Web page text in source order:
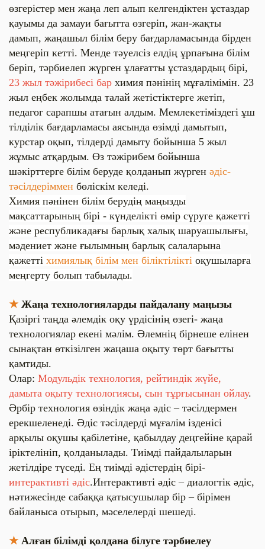
өзгерістер мен жаңа леп алып келгендіктен ұстаздар
қауымы да замауи бағытта өзгеріп, жан-жақты
дамып, жаңашыл білім беру бағдарламасында бірден
меңгеріп кетті. Менде тәуелсіз елдің ұрпағына білім
беріп, тәрбиелеп жүрген ұлағатты ұстаздардың бірі,
23 жыл тәжірибесі бар химия пәнінің мұғалімімін. 23
жыл еңбек жолымда талай жетістіктерге жетіп,
педагог сарапшы атағын алдым. Мемлекетіміздегі ұш
тілділік бағдарламасы аясында өзімді дамытып,
курстар оқып, тілдерді дамыту бойынша 5 жыл
жұмыс атқардым. Өз тәжірибем бойынша
шәкірттерге білім беруде қолданып жүрген әдіс-
тәсілдеріммен бөліскім келеді.
Химия пәнінен білім берудің маңызды
мақсаттарының бірі - күнделікті өмір сүруге қажетті
және республикадағы барлық халық шаруашылығы,
мәдениет және ғылымның барлық салаларына
қажетті химиялық білім мен біліктілікті оқушыларға
меңгерту болып табылады.
★ Жаңа технологияларды пайдалану маңызы
Қазіргі таңда әлемдік оқу үрдісінің өзегі- жаңа
технологиялар екені мәлім. Әлемнің бірнеше елінен
сынақтан өткізілген жаңаша оқыту төрт бағытты
қамтиды.
Олар: Модульдік технология, рейтиндік жүйе,
дамыта оқыту технологиясы, сын тұрғысынан ойлау.
Әрбір технология өзіндік жаңа әдіс – тәсілдермен
ерекшеленеді. Әдіс тәсілдерді мұғалім ізденісі
арқылы оқушы қабілетіне, қабылдау деңгейіне қарай
іріктелініп, қолданылады. Тиімді пайдалыларын
жетілдіре түседі. Ең тиімді әдістердің бірі-
интерактивті әдіс.Интерактивті әдіс – диалогтік әдіс,
нәтижесінде сабаққа қатысушылар бір – бірімен
байланыса отырып, мәселелерді шешеді.
★ Алған білімді қолдана білуге тәрбиелеу